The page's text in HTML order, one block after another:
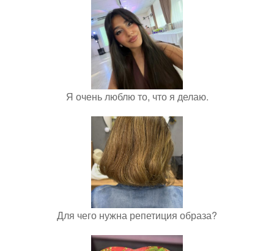
Я очень люблю то, что я делаю.
Для чего нужна репетиция образа?